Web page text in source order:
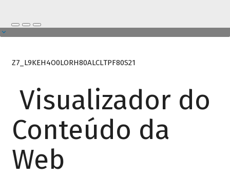
Z7_L9KEH4O0LORH80ALCLTPF80S21
Visualizador do
Conteúdo da
Web